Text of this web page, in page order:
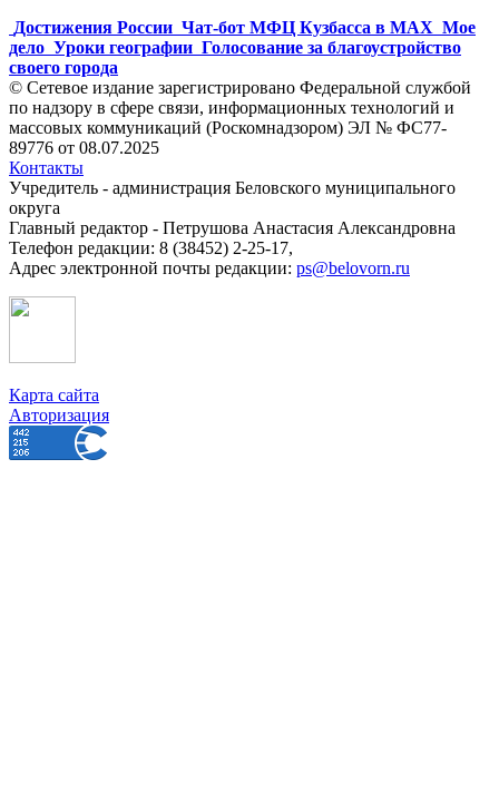
Достижения России Чат-бот МФЦ Кузбасса в MAX Мое
дело Уроки географии Голосование за благоустройство
своего города
© Сетевое издание зарегистрировано Федеральной службой
по надзору в сфере связи, информационных технологий и
массовых коммуникаций (Роскомнадзором) ЭЛ № ФС77-
89776 от 08.07.2025
Контакты
Учредитель - администрация Беловского муниципального
округа
Главный редактор - Петрушова Анастасия Александровна
Телефон редакции: 8 (38452) 2-25-17,
Адрес электронной почты редакции: ps@belovorn.ru
Карта сайта
Авторизация